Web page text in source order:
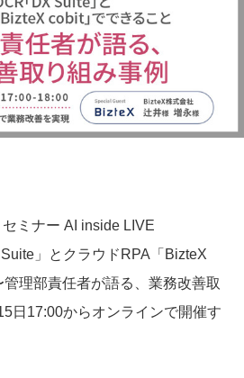
ミナー AI inside LIVE
」とクラウドRPA「BizteX
理部責任者が語る、業務改善取
日17:00からオンラインで開催す